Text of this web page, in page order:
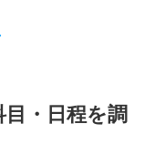
・日程を調